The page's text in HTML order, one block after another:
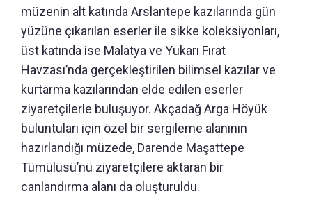
müzenin alt katında Arslantepe kazılarında gün
yüzüne çıkarılan eserler ile sikke koleksiyonları,
üst katında ise Malatya ve Yukarı Fırat
Havzası’nda gerçekleştirilen bilimsel kazılar ve
kurtarma kazılarından elde edilen eserler
ziyaretçilerle buluşuyor. Akçadağ Arga Höyük
buluntuları için özel bir sergileme alanının
hazırlandığı müzede, Darende Maşattepe
Tümülüsü’nü ziyaretçilere aktaran bir
canlandırma alanı da oluşturuldu.